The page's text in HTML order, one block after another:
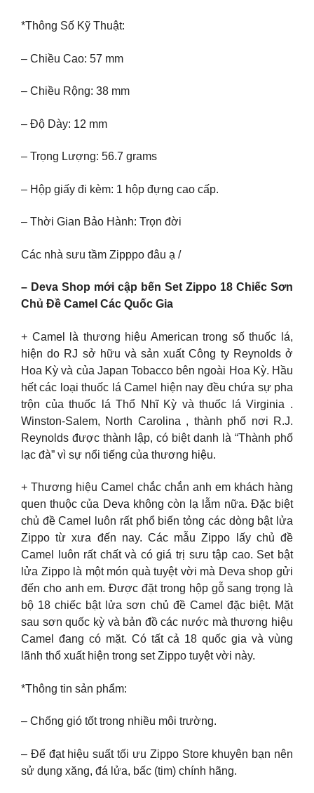
*Thông Số Kỹ Thuật:
– Chiều Cao: 57 mm
– Chiều Rộng: 38 mm
– Độ Dày: 12 mm
– Trọng Lượng: 56.7 grams
– Hộp giấy đi kèm: 1 hộp đựng cao cấp.
– Thời Gian Bảo Hành: Trọn đời
Các nhà sưu tầm Zipppo đâu ạ /
– Deva Shop mới cập bến Set Zippo 18 Chiếc Sơn
Chủ Đề Camel Các Quốc Gia
+ Camel là thương hiệu American trong số thuốc lá,
hiện do RJ sở hữu và sản xuất Công ty Reynolds ở
Hoa Kỳ và của Japan Tobacco bên ngoài Hoa Kỳ. Hầu
hết các loại thuốc lá Camel hiện nay đều chứa sự pha
trộn của thuốc lá Thổ Nhĩ Kỳ và thuốc lá Virginia .
Winston-Salem, North Carolina , thành phố nơi R.J.
Reynolds được thành lập, có biệt danh là “Thành phố
lạc đà” vì sự nổi tiếng của thương hiệu.
+ Thương hiệu Camel chắc chắn anh em khách hàng
quen thuộc của Deva không còn lạ lẫm nữa. Đặc biệt
chủ đề Camel luôn rất phổ biến tỏng các dòng bật lửa
Zippo từ xưa đến nay. Các mẫu Zippo lấy chủ đề
Camel luôn rất chất và có giá trị sưu tập cao. Set bật
lửa Zippo là một món quà tuyệt vời mà Deva shop gửi
đến cho anh em. Được đặt trong hộp gỗ sang trọng là
bộ 18 chiếc bật lửa sơn chủ đề Camel đặc biệt. Mặt
sau sơn quốc kỳ và bản đồ các nước mà thương hiệu
Camel đang có mặt. Có tất cả 18 quốc gia và vùng
lãnh thổ xuất hiện trong set Zippo tuyệt vời này.
*Thông tin sản phẩm:
– Chống gió tốt trong nhiều môi trường.
– Để đạt hiệu suất tối ưu Zippo Store khuyên bạn nên
sử dụng xăng, đá lửa, bấc (tim) chính hãng.